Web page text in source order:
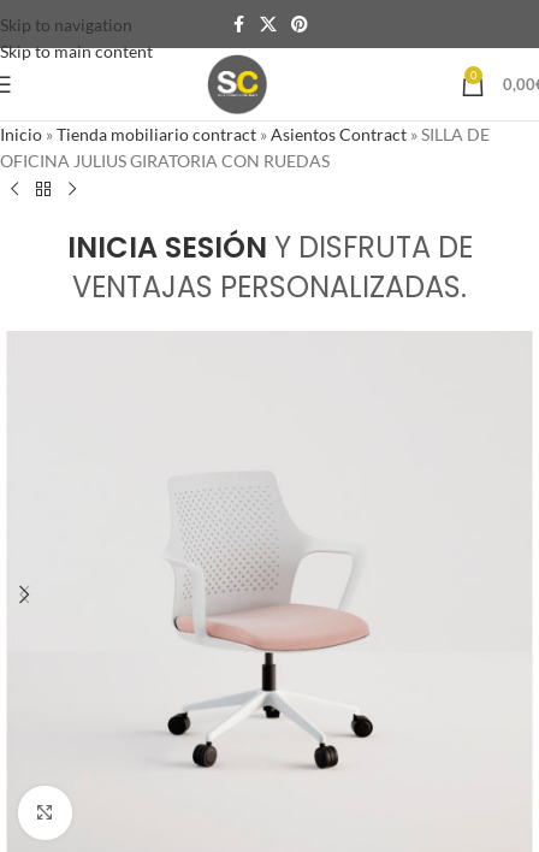
Skip to navigation
Skip to main content
0 0,00
Inicio »Tienda mobiliario contract »Asientos Contract »SILLA DE
OFICINA JULIUS GIRATORIA CON RUEDAS
INICIA SESIÓN Y DISFRUTA DE
VENTAJAS PERSONALIZADAS.
Click to enlarge